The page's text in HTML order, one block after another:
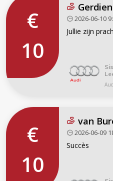
€
10
Gerdien
2026-06-10
Jullie zijn
€
10
van
2026-06-09
Succès